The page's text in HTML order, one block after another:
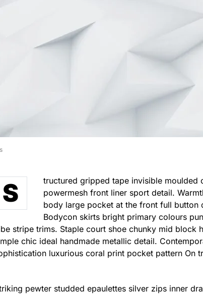
S
tructured gripped tape invisible
powermesh front liner sport detail.
body large pocket at the front full button
Bodycon skirts bright primary colours
stripe trims. Staple court shoe chunky mid block
chic ideal handmade metallic detail.
luxurious coral print pocket pattern On
pewter studded epaulettes silver zips inner